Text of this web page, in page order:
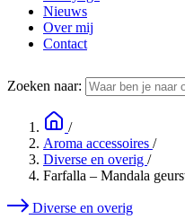
Nieuws
Over mij
Contact
Zoeken naar:
/
Aroma accessoires /
Diverse en overig /
Farfalla – Mandala
Diverse en overig